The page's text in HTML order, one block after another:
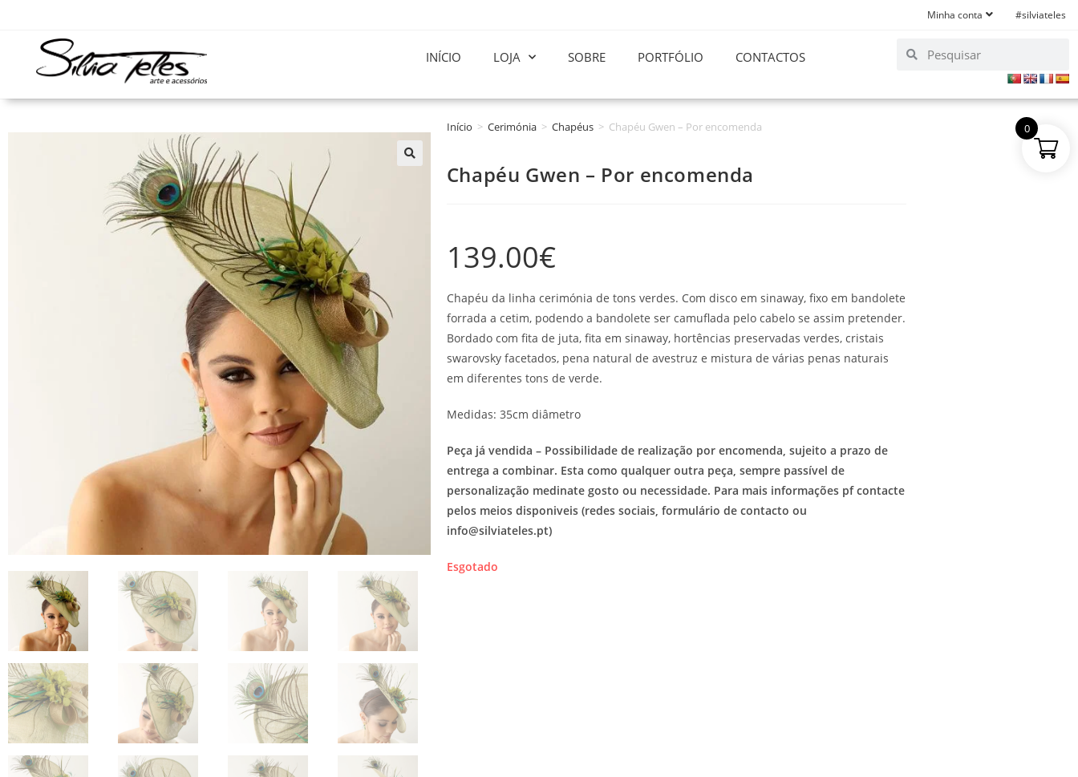
Minha conta #silviateles
INÍCIO LOJA SOBRE PORTFÓLIO CONTACTOS
Início > Cerimónia > Chapéus > Chapéu Gwen – Por encomenda
Chapéu Gwen – Por encomenda
139.00€
Chapéu da linha cerimónia de tons verdes. Com disco em sinaway, fixo em bandolete
forrada a cetim, podendo a bandolete ser camuflada pelo cabelo se assim pretender.
Bordado com fita de juta, fita em sinaway, hortências preservadas verdes, cristais
swarovsky facetados, pena natural de avestruz e mistura de várias penas naturais
em diferentes tons de verde.
Medidas: 35cm diâmetro
Peça já vendida – Possibilidade de realização por encomenda, sujeito a prazo de
entrega a combinar. Esta como qualquer outra peça, sempre passível de
personalização medinate gosto ou necessidade. Para mais informações pf contacte
pelos meios disponiveis (redes sociais, formulário de contacto ou
info@silviateles.pt)
Esgotado
0